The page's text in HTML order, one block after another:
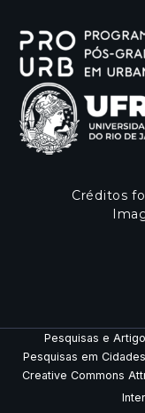
Créditos
Pesquisas e
Pesquisas em Cidades
Creative Commons